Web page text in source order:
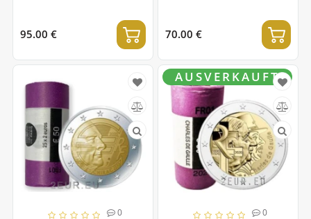
95.00 € 70.00 €
0 0
AUSVERKAUFT